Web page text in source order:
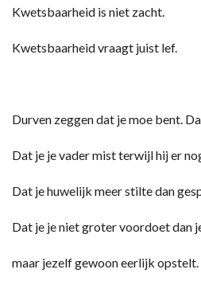
Kwetsbaarheid is niet zacht.
Kwetsbaarheid vraagt juist lef.
Durven zeggen dat je moe bent.
Dat je je vader mist terwijl hij er
Dat je huwelijk meer stilte dan
Dat je je niet groter voordoet dan
maar jezelf gewoon eerlijk opstelt.